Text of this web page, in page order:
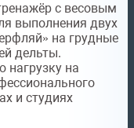
с весовым
выполнения двух
на грудные
дельты.
нагрузку на
и студиях